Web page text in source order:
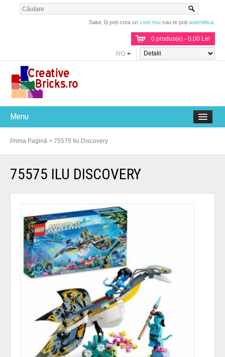
Salut, îți poți crea un cont nou sau te poți autentifica
0 produs(e) - 0,00 Lei
RO
Menu
Prima Pagină > 75575 Ilu Discovery
75575 ILU DISCOVERY